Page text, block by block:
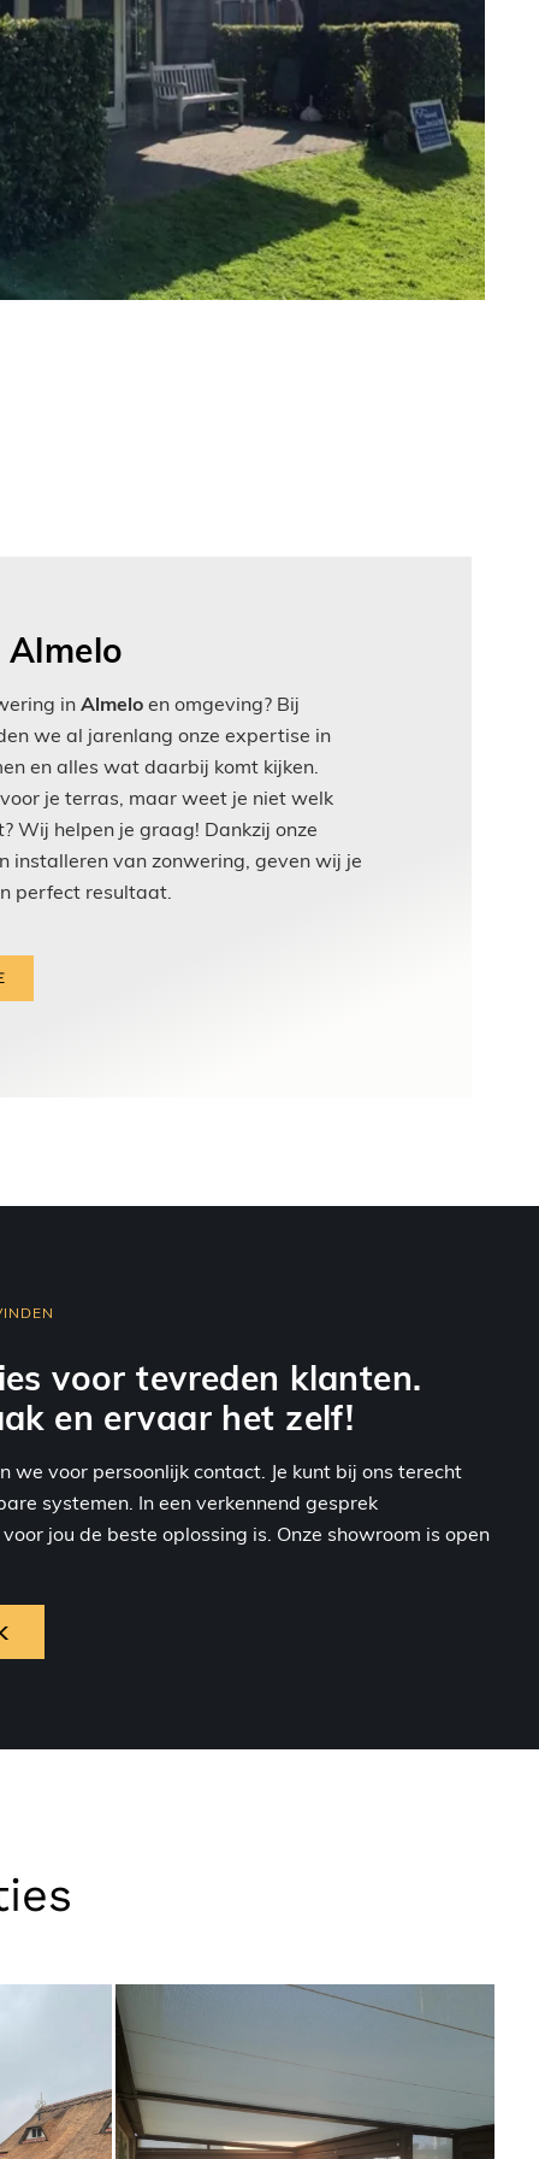
inAlmeloen omgeving? Bij
we al jarenlang onze expertise in
en alles wat daarbij komt kijken.
je terras, maar weet je niet welk
Wij helpen je graag! Dankzij onze
installeren van zonwering, geven wij je
perfect resultaat.
voor tevreden klanten.
en ervaar het zelf!
we voor persoonlijk contact. Je kunt bij ons terecht
systemen. In een verkennend gesprek
jou de beste oplossing is. Onze showroom is open